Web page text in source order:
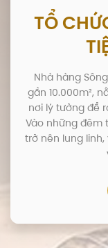
TỔ
Nhà hàng
gần 10.000m²,
nơi lý tưởng để
Vào những đêm
trở nên lung